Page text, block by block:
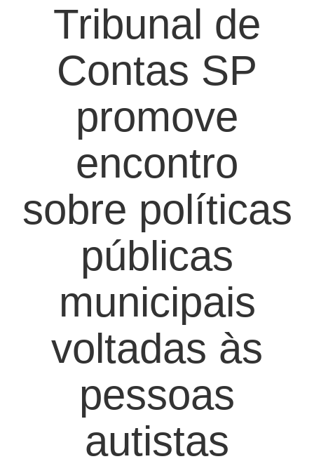
Tribunal de
Contas SP
promove
encontro
sobre políticas
públicas
municipais
voltadas às
pessoas
autistas